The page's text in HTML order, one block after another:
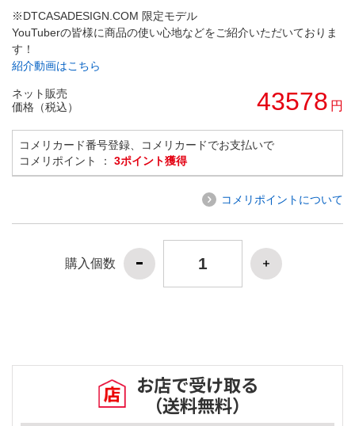
※DTCASADESIGN.COM 限定モデル
YouTuberの皆様に商品の使い心地などをご紹介いただいておりま
す！
紹介動画はこちら
ネット販売
価格（税込）
43578 円
コメリカード番号登録、コメリカードでお支払いで
コメリポイント ： 3ポイント獲得
コメリポイントについて
購入個数
お店で受け取る
（送料無料）